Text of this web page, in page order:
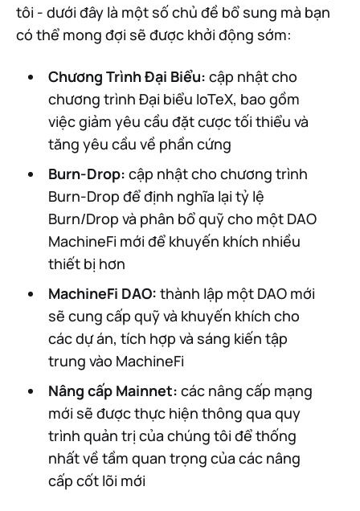
tôi - dưới đây là một số chủ đề bổ sung mà bạn
có thể mong đợi sẽ được khởi động sớm:
Chương Trình Đại Biểu: cập nhật cho
chương trình Đại biểu IoTeX, bao gồm
việc giảm yêu cầu đặt cược tối thiểu và
tăng yêu cầu về phần cứng
Burn-Drop: cập nhật cho chương trình
Burn-Drop để định nghĩa lại tỷ lệ
Burn/Drop và phân bổ quỹ cho một DAO
MachineFi mới để khuyến khích nhiều
thiết bị hơn
MachineFi DAO: thành lập một DAO mới
sẽ cung cấp quỹ và khuyến khích cho
các dự án, tích hợp và sáng kiến tập
trung vào MachineFi
Nâng cấp Mainnet: các nâng cấp mạng
mới sẽ được thực hiện thông qua quy
trình quản trị của chúng tôi để thống
nhất về tầm quan trọng của các nâng
cấp cốt lõi mới